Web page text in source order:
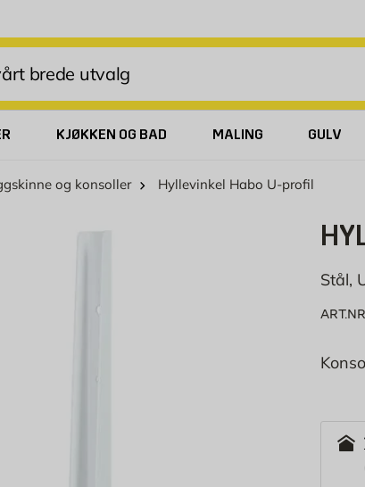
KJØKKEN OG BAD MALING GULV
og konsoller Hyllevinkel Habo U-profil
Stål,